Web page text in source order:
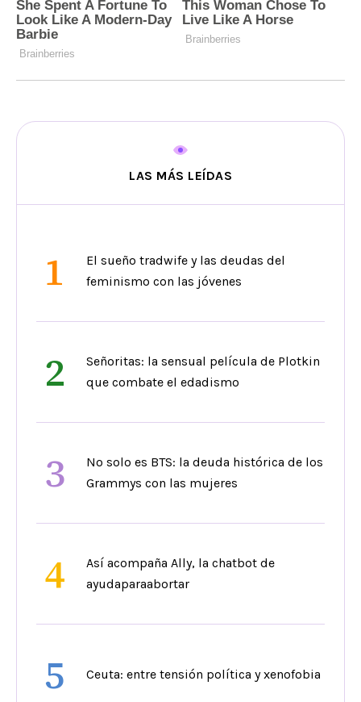
LAS MÁS LEÍDAS
1
El sueño tradwife y las deudas del
feminismo con las jóvenes
2
Señoritas: la sensual película de Plotkin
que combate el edadismo
3
No solo es BTS: la deuda histórica de los
Grammys con las mujeres
4
Así acompaña Ally, la chatbot de
ayudaparaabortar
5 Ceuta: entre tensión política y xenofobia